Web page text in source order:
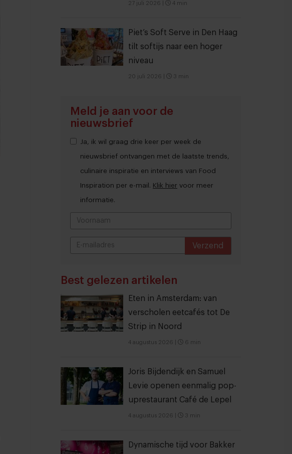
27 juli 2026 4 min
Piet’s Soft Serve in Den Haag
tilt softijs naar een hoger
niveau
20 juli 2026 3 min
Meld je aan voor de
nieuwsbrief
Ja, ik wil graag drie keer per week de
nieuwsbrief ontvangen met de laatste trends,
culinaire inspiratie en interviews van Food
Inspiration per e-mail. Klik hier voor meer
informatie.
Verzend
Best gelezen artikelen
Eten in Amsterdam: van
verscholen eetcafés tot De
Strip in Noord
4 augustus 2026 6 min
Joris Bijdendijk en Samuel
Levie openen eenmalig pop-
uprestaurant Café de Lepel
4 augustus 2026 3 min
Dynamische tijd voor Bakker